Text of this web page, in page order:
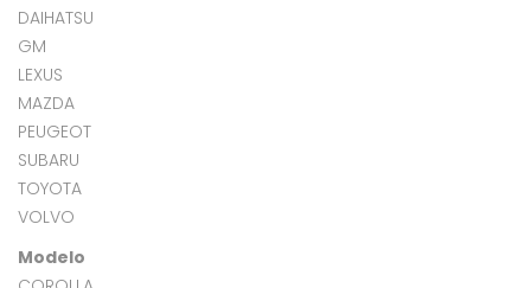
DAIHATSU
GM
LEXUS
MAZDA
PEUGEOT
SUBARU
TOYOTA
VOLVO
Modelo